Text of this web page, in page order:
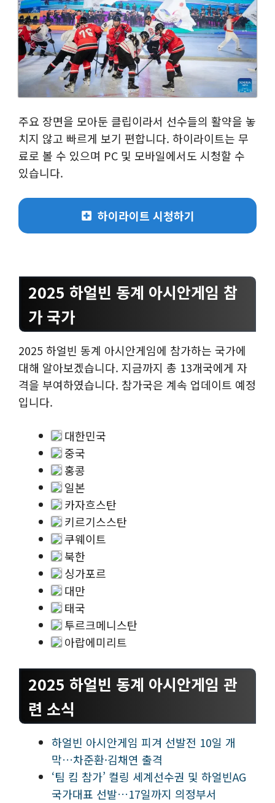
주요 장면을 모아둔 클립이라서 선수들의 활약을 놓
치지 않고 빠르게 보기 편합니다. 하이라이트는 무
료로 볼 수 있으며 PC 및 모바일에서도 시청할 수
있습니다.
하이라이트 시청하기
2025 하얼빈 동계 아시안게임 참
가 국가
2025 하얼빈 동계 아시안게임에 참가하는 국가에
대해 알아보겠습니다. 지금까지 총 13개국에게 자
격을 부여하였습니다. 참가국은 계속 업데이트 예정
입니다.
대한민국
중국
홍콩
일본
카자흐스탄
키르기스스탄
쿠웨이트
북한
싱가포르
대만
태국
투르크메니스탄
아랍에미리트
2025 하얼빈 동계 아시안게임 관
련 소식
하얼빈 아시안게임 피겨 선발전 10일 개
막…차준환·김채연 출격
‘팀 킴 참가’ 컬링 세계선수권 및 하얼빈AG
국가대표 선발…17일까지 의정부서